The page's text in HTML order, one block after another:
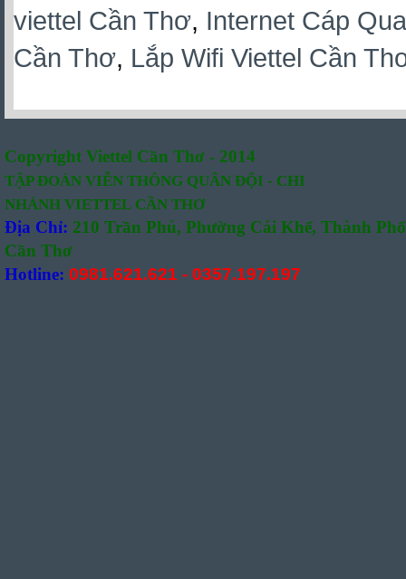
viettel Cần Thơ, Internet Cáp
Cần Thơ, Lắp Wifi Viettel Cần
Copyright Viettel Cần Thơ - 2014
TẬP ĐOÀN VIỄN THÔNG QUÂN ĐỘI - CHI
NHÁNH VIETTEL CẦN THƠ
Địa Chỉ: 210 Trần Phú, Phường Cái Khế, Thành Phố
Cần Thơ
Hotline: 0981.621.621 - 0357.197.197